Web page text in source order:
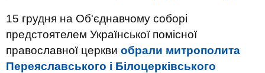
15 грудня на Об'єднавчому соборі
предстоятелем Української помісної
православної церкви обрали митрополита
Переяславського і Білоцерківського